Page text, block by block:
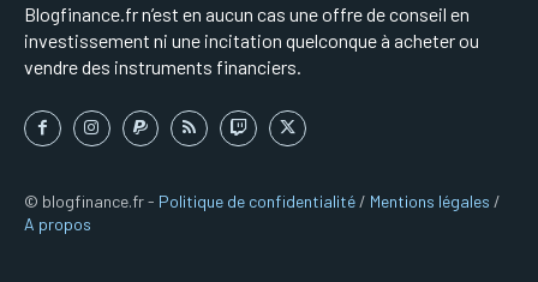
Blogfinance.fr n’est en aucun cas une offre de conseil en
investissement ni une incitation quelconque à acheter ou
vendre des instruments financiers.
© blogfinance.fr - Politique de confidentialité / Mentions légales /
A propos